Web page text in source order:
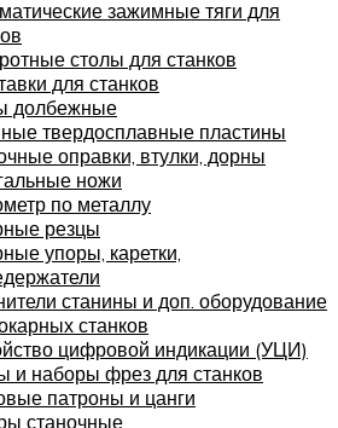
зажимные тяги для
столы для станков
для станков
долбежные
твердосплавные пластины
оправки, втулки, дорны
ножи
по металлу
резцы
упоры, каретки,
станины и доп. оборудование
станков
цифровой индикации (УЦИ)
и наборы фрез для станков
патроны и цанги
станочные